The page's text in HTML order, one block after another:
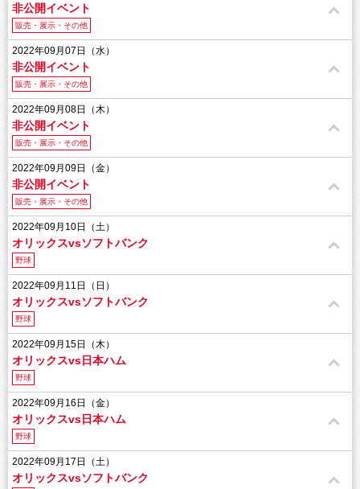
非公開イベント
販売・展示・その他
2022年09月07日（水）
非公開イベント
販売・展示・その他
2022年09月08日（木）
非公開イベント
販売・展示・その他
2022年09月09日（金）
非公開イベント
販売・展示・その他
2022年09月10日（土）
オリックスvsソフトバンク
野球
2022年09月11日（日）
オリックスvsソフトバンク
野球
2022年09月15日（木）
オリックスvs日本ハム
野球
2022年09月16日（金）
オリックスvs日本ハム
野球
2022年09月17日（土）
オリックスvsソフトバンク